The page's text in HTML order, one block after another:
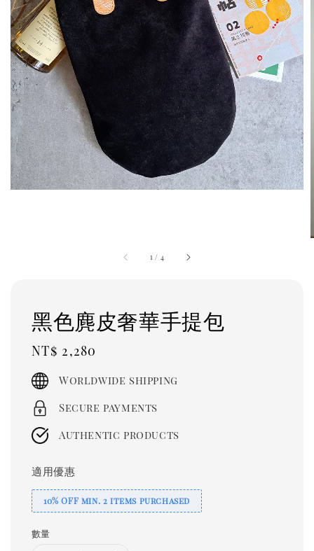
1 / 4
黑色麂皮奢華手提包
Regular
price
NT$ 2,280
Worldwide shipping
Secure payments
Authentic products
適用優惠
10% OFF min. 2 items purchased
數量